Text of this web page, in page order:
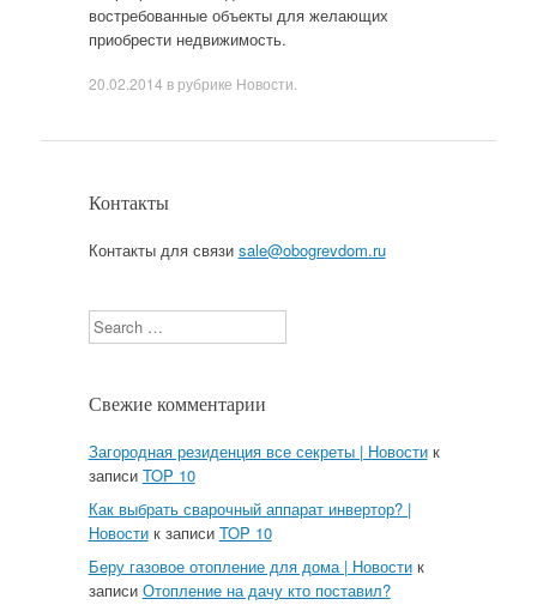
востребованные объекты для желающих
приобрести недвижимость.
20.02.2014 в рубрике Новости
Контакты
Контакты для связи sale@obogrevdom.ru
Search
Свежие комментарии
Загородная резиденция все секреты | Новостик
записи TOP 10
Как выбрать сварочный аппарат инвертор? |
Новостик записи TOP 10
Беру газовое отопление для дома | Новостик
записи Отопление на дачу кто поставил?